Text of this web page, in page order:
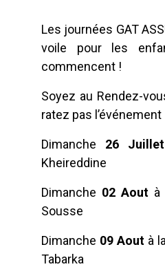
Les journées GAT
voile pour les
commencent !
Soyez au Rendez-
ratez pas l’événement
Dimanche 26 Juillet
Kheireddine
Dimanche 02 Aoutà
Sousse
Dimanche 09 Aoutà
Tabarka